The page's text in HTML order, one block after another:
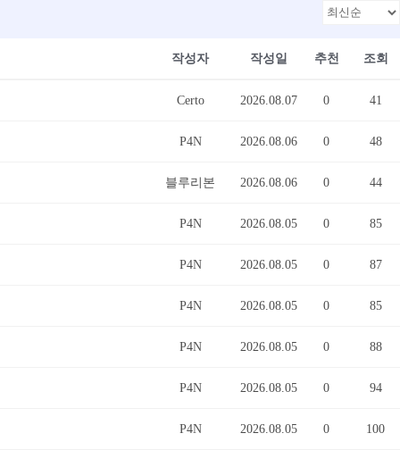
작성자 작성일 추천 조회
Certo 2026.08.07 0 41
P4N 2026.08.06 0 48
블루리본 2026.08.06 0 44
P4N 2026.08.05 0 85
P4N 2026.08.05 0 87
P4N 2026.08.05 0 85
P4N 2026.08.05 0 88
P4N 2026.08.05 0 94
P4N 2026.08.05 0 100